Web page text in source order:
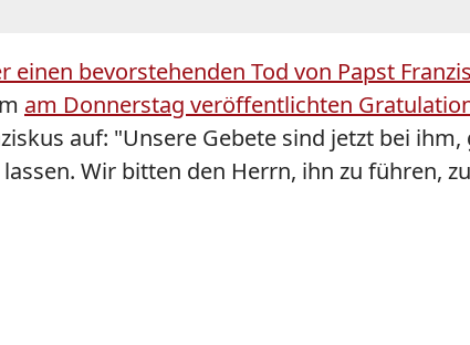
einen bevorstehenden Tod von Papst
am Donnerstag veröffentlichten
auf: "Unsere Gebete sind jetzt bei
Wir bitten den Herrn, ihn zu führen,